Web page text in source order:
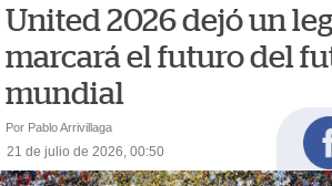
United 2026 dejó un
marcará el futuro del
mundial
Por Pablo Arrivillaga
21 de julio de 2026, 00:50